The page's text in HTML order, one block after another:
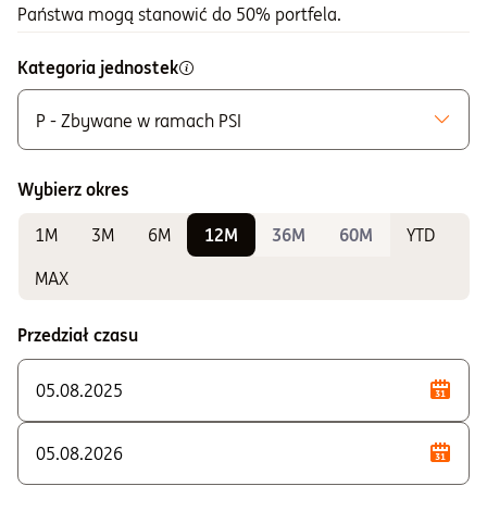
Państwa mogą stanowić do 50% portfela.
Kategoria jednostek
P - Zbywane w ramach PSI
K - Zbywane w ramach IKE i IKZE
Do sprawdzania wyników
P - Zbywane w ramach PSI
Wybierz okres
1M 3M 6M 12M 36M 60M
YTD
MAX
Przedział czasu